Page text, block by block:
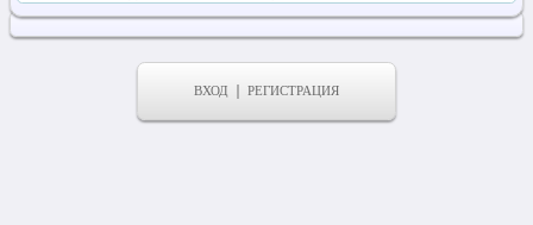
ВХОД РЕГИСТРАЦИЯ